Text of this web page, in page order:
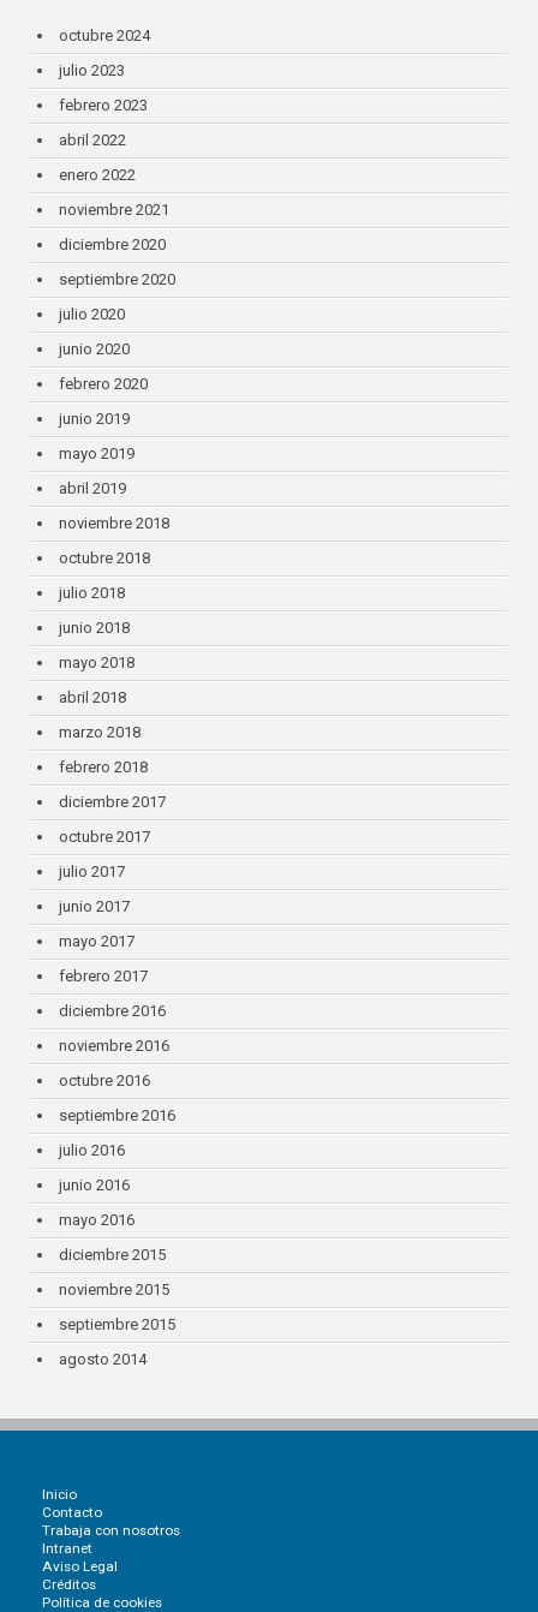
octubre 2024
julio 2023
febrero 2023
abril 2022
enero 2022
noviembre 2021
diciembre 2020
septiembre 2020
julio 2020
junio 2020
febrero 2020
junio 2019
mayo 2019
abril 2019
noviembre 2018
octubre 2018
julio 2018
junio 2018
mayo 2018
abril 2018
marzo 2018
febrero 2018
diciembre 2017
octubre 2017
julio 2017
junio 2017
mayo 2017
febrero 2017
diciembre 2016
noviembre 2016
octubre 2016
septiembre 2016
julio 2016
junio 2016
mayo 2016
diciembre 2015
noviembre 2015
septiembre 2015
agosto 2014
Inicio
Contacto
Trabaja con nosotros
Intranet
Aviso Legal
Créditos
Política de cookies